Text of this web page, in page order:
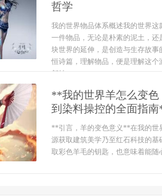
哲学
我的世界物品体系概述我的世界
一件物品，无论是朴素的泥土，
块世界的延伸，是创造与生存故
恒诗篇，理解物品，便是理解这
都始...
**我的世界羊怎么变
到染料操控的全面指
**引言，羊的变色意义**在我的世
源获取建筑美学乃至红石科技的
取彩色羊毛的钥匙，也意味着能